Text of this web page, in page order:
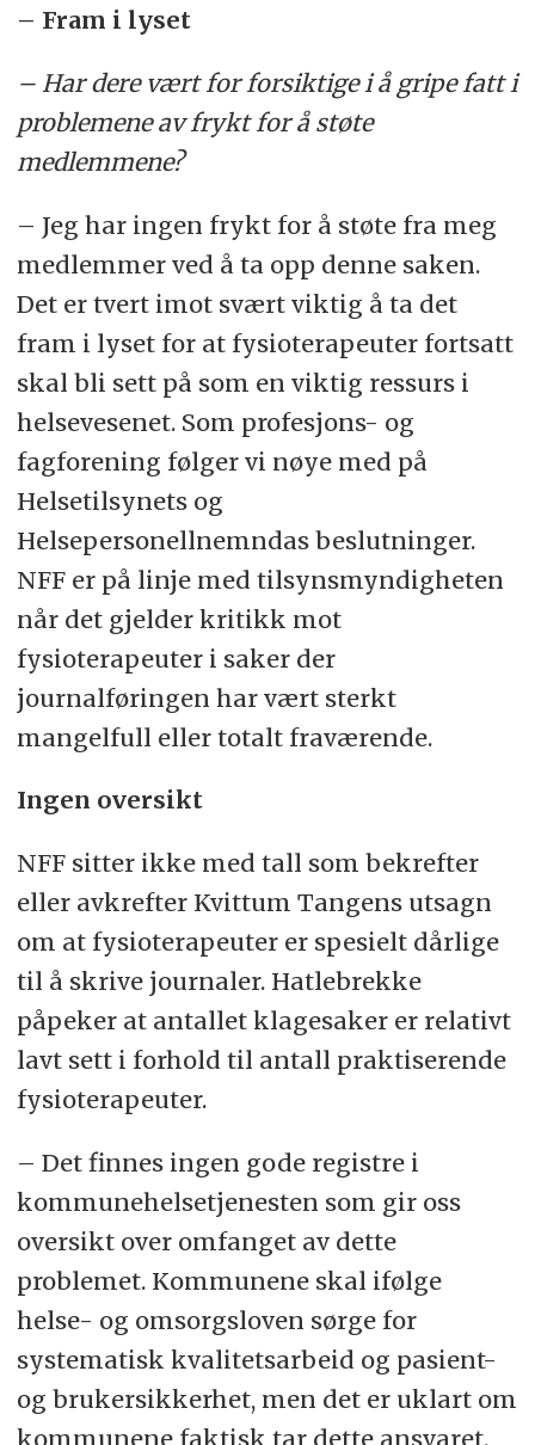
– Fram i lyset
– Har dere vært for forsiktige i å gripe fatt i
problemene av frykt for å støte
medlemmene?
– Jeg har ingen frykt for å støte fra meg
medlemmer ved å ta opp denne saken.
Det er tvert imot svært viktig å ta det
fram i lyset for at fysioterapeuter fortsatt
skal bli sett på som en viktig ressurs i
helsevesenet. Som profesjons- og
fagforening følger vi nøye med på
Helsetilsynets og
Helsepersonellnemndas beslutninger.
NFF er på linje med tilsynsmyndigheten
når det gjelder kritikk mot
fysioterapeuter i saker der
journalføringen har vært sterkt
mangelfull eller totalt fraværende.
Ingen oversikt
NFF sitter ikke med tall som bekrefter
eller avkrefter Kvittum Tangens utsagn
om at fysioterapeuter er spesielt dårlige
til å skrive journaler. Hatlebrekke
påpeker at antallet klagesaker er relativt
lavt sett i forhold til antall praktiserende
fysioterapeuter.
– Det finnes ingen gode registre i
kommunehelsetjenesten som gir oss
oversikt over omfanget av dette
problemet. Kommunene skal ifølge
helse- og omsorgsloven sørge for
systematisk kvalitetsarbeid og pasient-
og brukersikkerhet, men det er uklart om
kommunene faktisk tar dette ansvaret.